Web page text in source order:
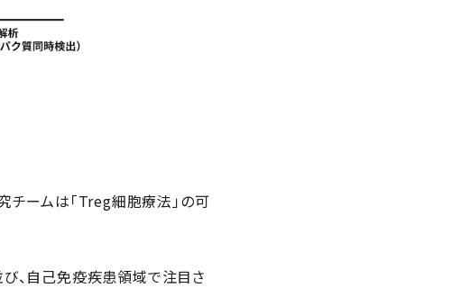
チームは「Treg細胞療法」の可
、自己免疫疾患領域で注目さ